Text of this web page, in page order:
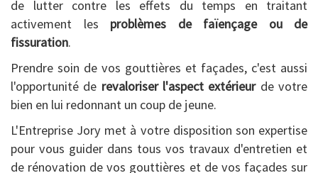
de lutter contre les effets du temps en traitant
activement les problèmes de faïençage ou de
fissuration.
Prendre soin de vos gouttières et façades, c'est aussi
l'opportunité de revaloriser l'aspect extérieurde votre
bien en lui redonnant un coup de jeune.
L'Entreprise Jory met à votre disposition son expertise
pour vous guider dans tous vos travaux d'entretien et
de rénovation de vos gouttières et de vos façades sur